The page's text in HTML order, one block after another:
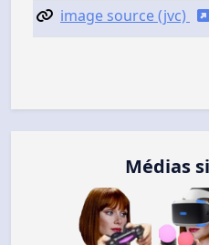
image source (jvc)
Médias